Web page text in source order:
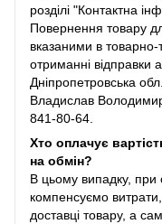
розділі "Контактна
Повернення товару
вказаними в
отриманні відправки
Дніпропетровська
Владислав
841-80-64.
Хто оплачує
на обмін?
В цьому випадку, при
компенсуємо
доставці товару, а